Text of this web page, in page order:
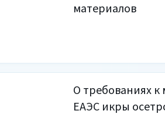
материалов
О требованиях к
ЕАЭС икры